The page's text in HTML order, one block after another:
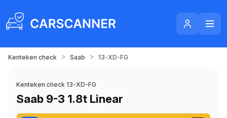
Kenteken check > Saab > 13-XD-FG
Kenteken check 13-XD-FG
Saab 9-3 1.8t Linear